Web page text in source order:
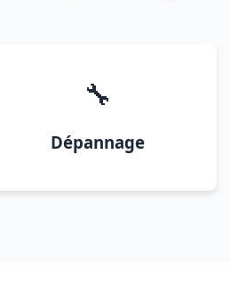
🔧
Dépannage